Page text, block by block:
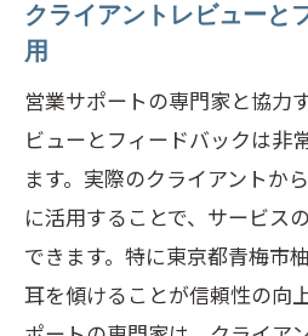
クライアントレビューと
用
営業サポートの専門家と協力
ビューとフィードバックは非
ます。実際のクライアントか
に活用することで、サービス
できます。特に東京都青梅市
耳を傾けることが信頼性の向